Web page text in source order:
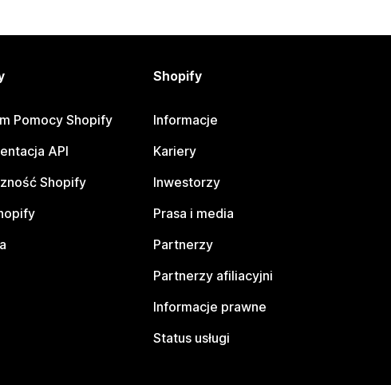
Pomocy Shopify
API
Shopify
Shopify
Informacje
Kariery
Inwestorzy
Prasa i media
Partnerzy
Partnerzy afiliacyjni
Informacje prawne
Status usługi